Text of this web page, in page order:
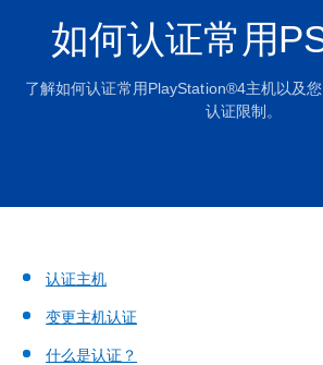
如何认证常用
了解如何认证常用PlayStation®4主机以及
认证限制。
认证主机
变更主机认证
什么是认证？